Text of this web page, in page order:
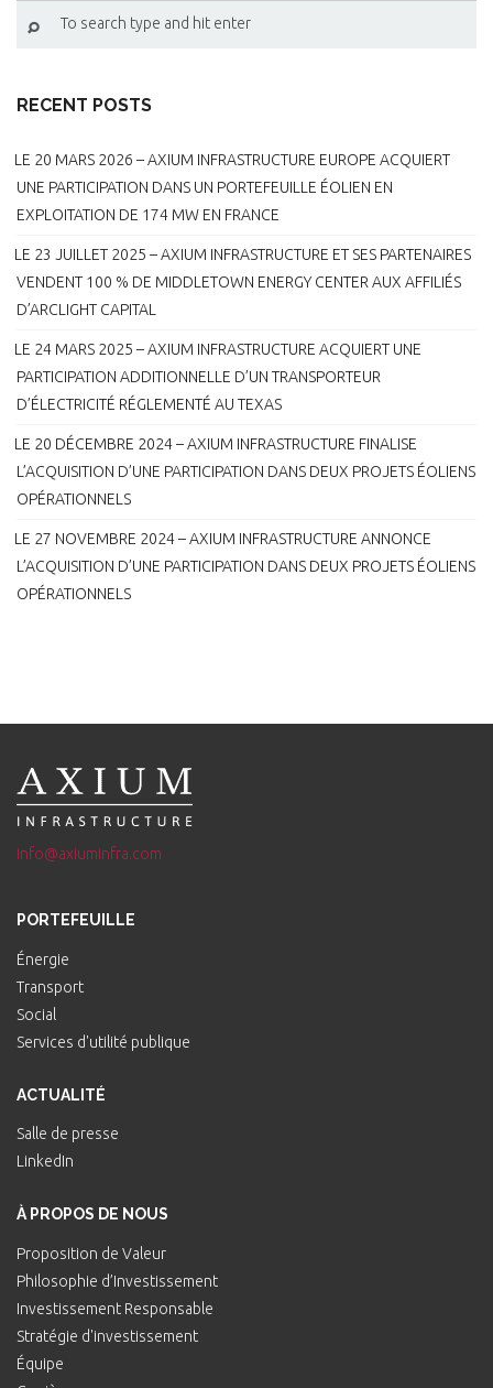
RECENT POSTS
LE 20 MARS 2026 – AXIUM INFRASTRUCTURE EUROPE ACQUIERT
UNE PARTICIPATION DANS UN PORTEFEUILLE ÉOLIEN EN
EXPLOITATION DE 174 MW EN FRANCE
LE 23 JUILLET 2025 – AXIUM INFRASTRUCTURE ET SES PARTENAIRES
VENDENT 100 % DE MIDDLETOWN ENERGY CENTER AUX AFFILIÉS
D’ARCLIGHT CAPITAL
LE 24 MARS 2025 – AXIUM INFRASTRUCTURE ACQUIERT UNE
PARTICIPATION ADDITIONNELLE D’UN TRANSPORTEUR
D’ÉLECTRICITÉ RÉGLEMENTÉ AU TEXAS
LE 20 DÉCEMBRE 2024 – AXIUM INFRASTRUCTURE FINALISE
L’ACQUISITION D’UNE PARTICIPATION DANS DEUX PROJETS ÉOLIENS
OPÉRATIONNELS
LE 27 NOVEMBRE 2024 – AXIUM INFRASTRUCTURE ANNONCE
L’ACQUISITION D’UNE PARTICIPATION DANS DEUX PROJETS ÉOLIENS
OPÉRATIONNELS
info@axiuminfra.com
PORTEFEUILLE
Énergie
Transport
Social
Services d'utilité publique
ACTUALITÉ
Salle de presse
LinkedIn
À PROPOS DE NOUS
Proposition de Valeur
Philosophie d’Investissement
Investissement Responsable
Stratégie d'investissement
Équipe